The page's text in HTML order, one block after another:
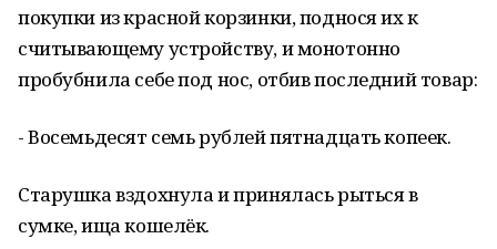
покупки из красной корзинки, поднося их к
считывающему устройству, и монотонно
пробубнила себе под нос, отбив последний товар:
- Восемьдесят семь рублей пятнадцать копеек.
Старушка вздохнула и принялась рыться в
сумке, ища кошелёк.